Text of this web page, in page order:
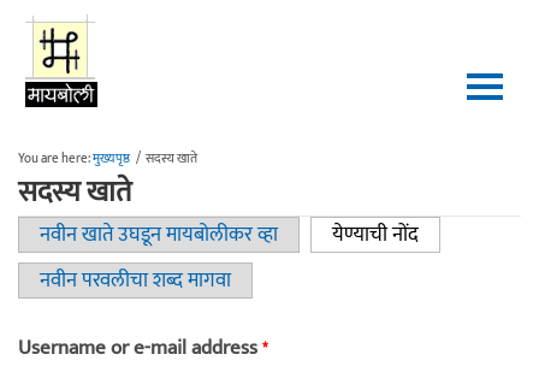
Skip to main content
You are here:मुख्यपृष्ठ / सदस्य खाते
सदस्य खाते
Primary tabs
नवीन खाते उघडून मायबोलीकर व्हा येण्याची नोंद(active tab)
नवीन परवलीचा शब्द मागवा
Username or e-mail address*